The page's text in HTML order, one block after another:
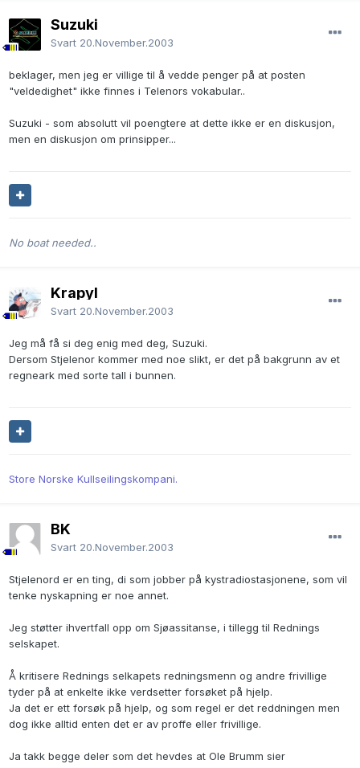
Suzuki
Svart 20.November.2003
beklager, men jeg er villige til å vedde penger på at posten
"veldedighet" ikke finnes i Telenors vokabular..
Suzuki - som absolutt vil poengtere at dette ikke er en diskusjon,
men en diskusjon om prinsipper...
No boat needed..
Krapyl
Svart 20.November.2003
Jeg må få si deg enig med deg, Suzuki.
Dersom Stjelenor kommer med noe slikt, er det på bakgrunn av et
regneark med sorte tall i bunnen.
Store Norske Kullseilingskompani.
BK
Svart 20.November.2003
Stjelenord er en ting, di som jobber på kystradiostasjonene, som vil
tenke nyskapning er noe annet.
Jeg støtter ihvertfall opp om Sjøassitanse, i tillegg til Rednings
selskapet.
Å kritisere Rednings selkapets redningsmenn og andre frivillige
tyder på at enkelte ikke verdsetter forsøket på hjelp.
Ja det er ett forsøk på hjelp, og som regel er det reddningen men
dog ikke alltid enten det er av proffe eller frivillige.
Ja takk begge deler som det hevdes at Ole Brumm sier